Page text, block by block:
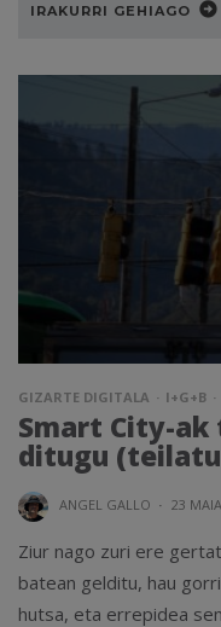
IRAKURRI GEHIAGO
GIZARTE DIGITALA I+G+B
Smart City-
ditugu
ANGEL GALLO · 23
Ziur nago zuri ere
batean gelditu, hau
hutsa, eta errepidea